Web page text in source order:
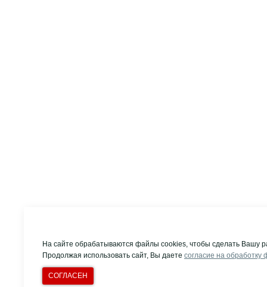
На сайте обрабатываются файлы cookies, чтобы сделать Вашу
Продолжая использовать сайт, Вы даете согласие на обработку
СОГЛАСЕН